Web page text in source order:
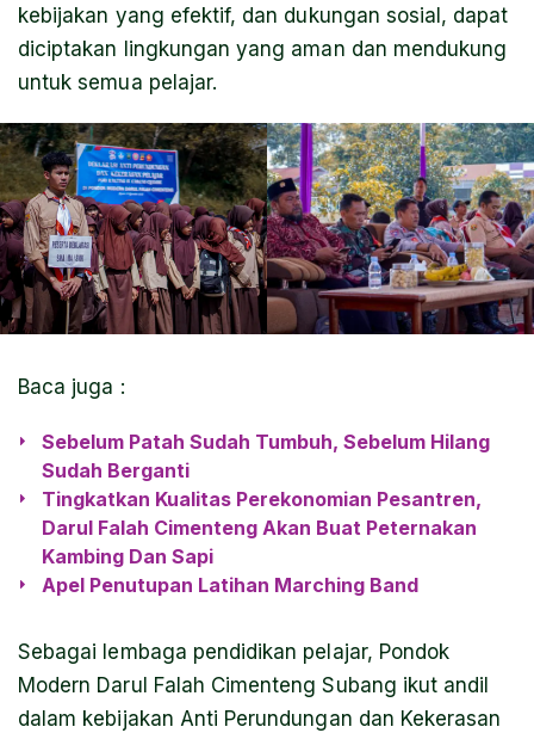
kebijakan yang efektif, dan dukungan sosial, dapat
diciptakan lingkungan yang aman dan mendukung
untuk semua pelajar.
Baca juga :
Sebelum Patah Sudah Tumbuh, Sebelum Hilang
Sudah Berganti
Tingkatkan Kualitas Perekonomian Pesantren,
Darul Falah Cimenteng Akan Buat Peternakan
Kambing Dan Sapi
Apel Penutupan Latihan Marching Band
Sebagai lembaga pendidikan pelajar, Pondok
Modern Darul Falah Cimenteng Subang ikut andil
dalam kebijakan Anti Perundungan dan Kekerasan